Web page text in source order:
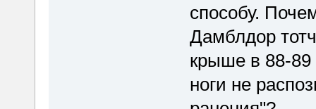
способу.
Дамблдор
крыше в 88-89
ноги не